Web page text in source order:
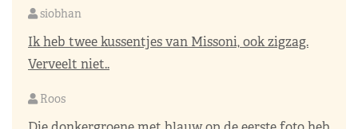
siobhan
Ik heb twee kussentjes van Missoni, ook zigzag.
Verveelt niet..
Roos